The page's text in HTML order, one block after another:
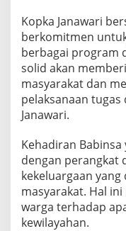
p
a
r
a
t
u
r
a
H
u
l
u
Kopka Janawari
berkomitmen
berbagai program
solid akan
masyarakat dan
pelaksanaan tugas
Janawari.
Kehadiran
dengan perangkat
kekeluargaan
masyarakat. Hal
warga terhadap
kewilayahan.